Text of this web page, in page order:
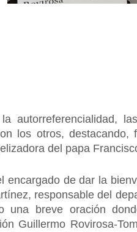
autorreferencialidad,
los otros, destacando,
del papa
de dar la
responsable del
una breve oración
Guillermo Rovirosa-